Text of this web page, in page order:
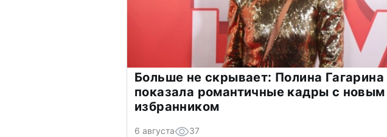
Больше не скрывает: Полина Гагарина
показала романтичные кадры с новым
избранником
6 августа 37